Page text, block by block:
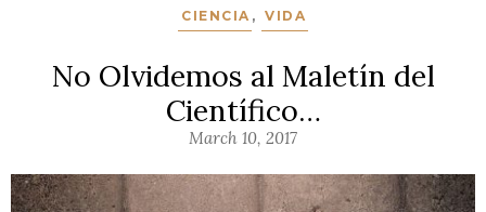
CIENCIA , VIDA
No Olvidemos al Maletín del
Científico…
March 10, 2017